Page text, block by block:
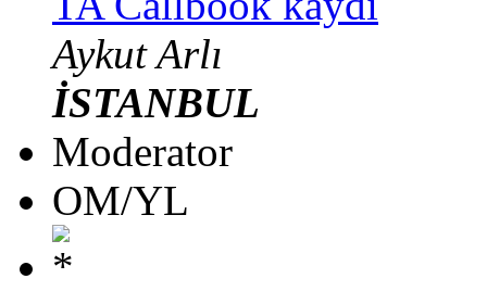
Aykut Arlı
İSTANBUL
Moderator
OM/YL